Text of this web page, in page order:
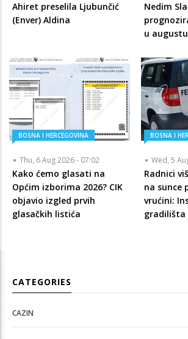
Ahiret preselila Ljubunčić
(Enver) Aldina
Nedim
u
BOSNA I HERCEGOVINA
Thu, 6 Aug 2026 - 07:02
Kako ćemo glasati na
Općim izborima 2026? CIK
objavio izgled prvih
glasačkih listića
BOSNA I
Wed, 5
Radnici
na sunce
vrućini:
gradilišta
CATEGORIES
CAZIN